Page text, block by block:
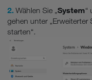
2. Wählen Sie „System“
gehen unter „Erweiterter
starten“.
Sie nur jene Cookies
Website unerlässlich